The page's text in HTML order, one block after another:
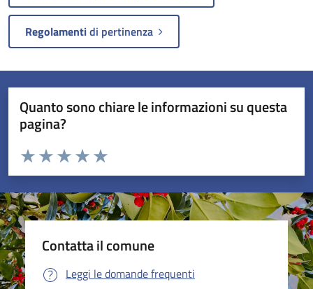
Regolamentidi pertinenza
Quanto sono chiare le informazioni su questa
pagina?
Valuta da 1 a 5 stelle la pagina
Valuta 5 stelle su 5
Valuta 4 stelle su 5
Valuta 3 stelle su 5
Valuta 2 stelle su 5
Valuta 1 stelle su 5
Contatta il comune
Leggi le domande frequenti